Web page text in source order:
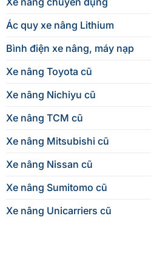
Ác quy xe nâng Lithium
Bình điện xe nâng, máy nạp
Xe nâng Toyota cũ
Xe nâng Nichiyu cũ
Xe nâng TCM cũ
Xe nâng Mitsubishi cũ
Xe nâng Nissan cũ
Xe nâng Sumitomo cũ
Xe nâng Unicarriers cũ